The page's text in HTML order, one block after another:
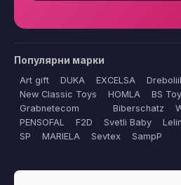
Популярни марки
Art gift DUKA EXCELSA
New Classic Toys
HOMLA BS
Grabnetecom
Biberschatz
PENSOFAL
F2D Svetli Baby
SP
MARIELA Sevtex SampP